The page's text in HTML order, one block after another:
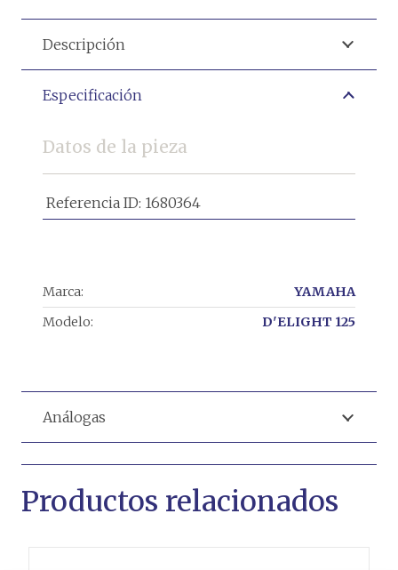
Descripción
Especificación
Datos de la pieza
Referencia ID: 1680364
Marca:
YAMAHA
Modelo:
D'ELIGHT 125
Análogas
Productos relacionados